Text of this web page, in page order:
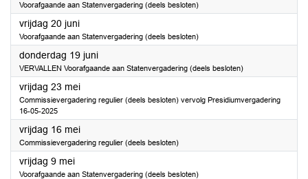
Voorafgaande aan Statenvergadering (deels besloten)
vrijdag 20 juni2025
Voorafgaande aan Statenvergadering (deels besloten)
donderdag 19 juni2025
VERVALLEN Voorafgaande aan Statenvergadering (deels besloten)
vrijdag 23 mei2025
Commissievergadering regulier (deels besloten) vervolg Presidiumvergadering
16-05-2025
vrijdag 16 mei2025
Commissievergadering regulier (deels besloten)
vrijdag 9 mei2025
Voorafgaande aan Statenvergadering (deels besloten)